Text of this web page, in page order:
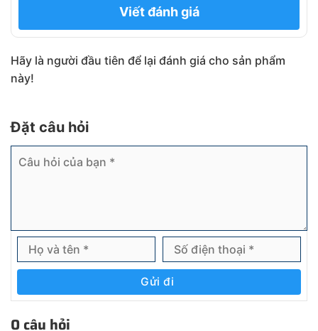
Viết đánh giá
Hãy là người đầu tiên để lại đánh giá cho sản phẩm
này!
Đặt câu hỏi
Gửi đi
0 câu hỏi